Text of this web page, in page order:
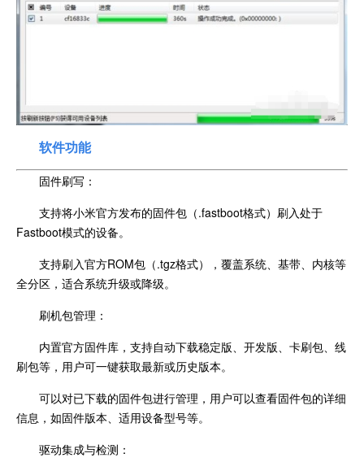
软件功能
固件刷写：
支持将小米官方发布的固件包（.fastboot格式）刷入处于
Fastboot模式的设备。
支持刷入官方ROM包（.tgz格式），覆盖系统、基带、内核等
全分区，适合系统升级或降级。
刷机包管理：
内置官方固件库，支持自动下载稳定版、开发版、卡刷包、线
刷包等，用户可一键获取最新或历史版本。
可以对已下载的固件包进行管理，用户可以查看固件包的详细
信息，如固件版本、适用设备型号等。
驱动集成与检测：